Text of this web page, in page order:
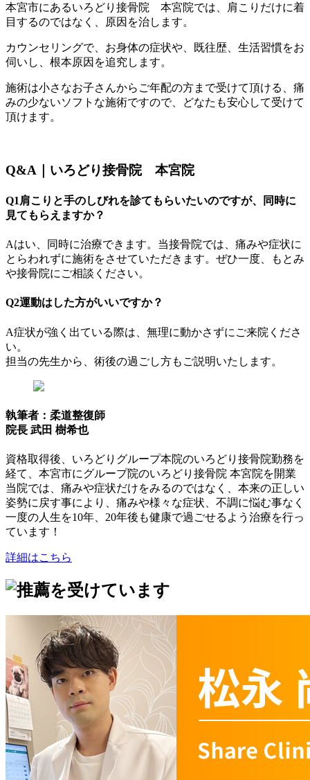
本宮市にあるいろどり接骨院 本宮院では、肩こりだけに着
目するのではなく、原因を治します。
カウンセリングで、お身体の症状や、既往歴、生活習慣をお
伺いし、根本原因を追究します。
施術は小さなお子さんからご年配の方まで受けて頂ける、痛
みの少ないソフトな施術ですので、どなたも安心して受けて
頂けます。
Q&A｜いろどり接骨院 本宮院
Q1肩こりと手のしびれを診てもらいたいのですが、同時に
見てもらえますか？
Aはい、同時に治療できます。当接骨院では、痛みや症状に
とらわれずに施術をさせていただきます。ぜひ一度、もとみ
や接骨院にご相談ください。
Q2運動はした方がいいですか？
A症状が強く出ている際は、無理に動かさずにご来院くださ
い。
担当の先生から、術後の過ごし方もご説明いたします。
執筆者：柔道整復師
院長 武田 樹希也
資格取得後、いろどりグループ本院のいろどり接骨院勤務を
経て、本宮市にグループ院のいろどり接骨院 本宮院を開業
当院では、痛みや症状だけをみるのではなく、本来の正しい
姿勢に戻す事により、痛みや様々な症状、不調に悩む事なく
一度の人生を10年、20年後も健康で過ごせるよう治療を行っ
ています！
詳細はこちら